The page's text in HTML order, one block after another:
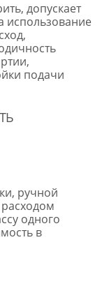
допускает
использование
подачи
ручной
одного
в